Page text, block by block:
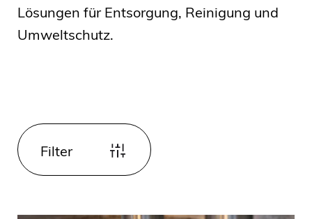
Lösungen für Entsorgung, Reinigung und
Umweltschutz.
Filter